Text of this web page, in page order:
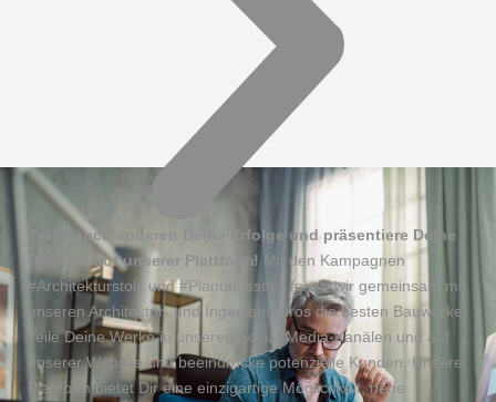
Zeige auch anderen Deine Erfolge und präsentiere Deine
Projekte auf unserer Plattform! Mit den Kampagnen
#Architekturstolz und #Planungsstolz feiern wir gemeinsam mit
unseren Architektur- und Ingenieurbüros die besten Bauwerke.
Teile Deine Werke in unseren Social-Media-Kanälen und auf
unserer Website und beeindrucke potenzielle Kunden. Unsere
Plattform bietet Dir eine einzigartige Möglichkeit, neue